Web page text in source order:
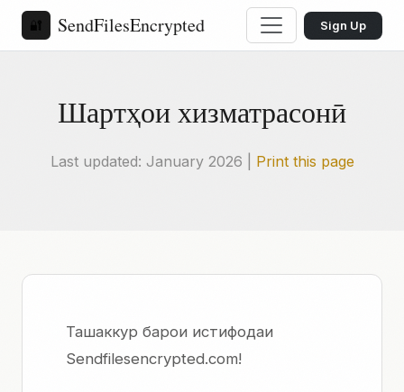
🔐 SendFilesEncrypted Sign Up
Шартҳои хизматрасонӣ
Last updated: January 2026 | Print this page
Ташаккур барои истифодаи
Sendfilesencrypted.com!